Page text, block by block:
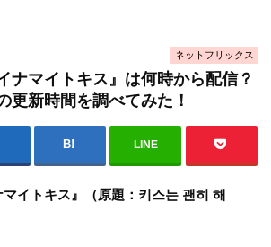
ネットフリックス
ナマイトキス』は何時から配信？
更新時間を調べてみた！
LINE
マイトキス』（原題：키스는 괜히 해